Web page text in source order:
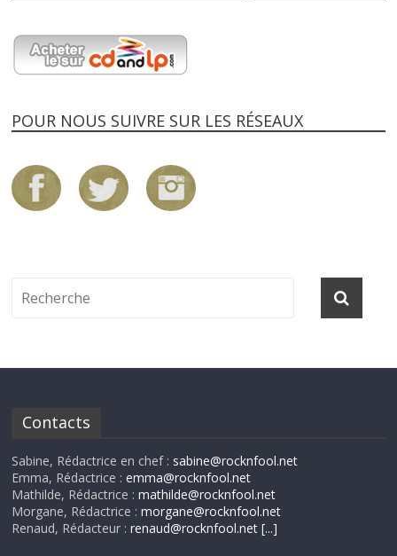
POUR NOUS SUIVRE SUR LES RÉSEAUX
Contacts
Sabine, Rédactrice en chef : sabine@rocknfool.net
Emma, Rédactrice :emma@rocknfool.net
Mathilde, Rédactrice :mathilde@rocknfool.net
Morgane, Rédactrice :morgane@rocknfool.net
Renaud, Rédacteur :renaud@rocknfool.net [...]